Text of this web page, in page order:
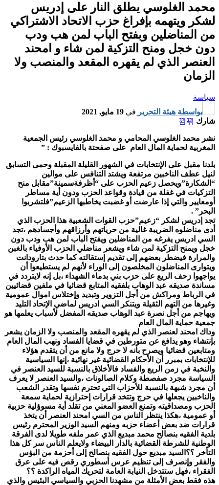
محمد الغلوسي يطلق النار على إدريس
لشكر ويتهمه بإفراغ حزب الاتحاد الاشتراكي
من المناضلين وبفتح الباب لمن هب ودب
دون خجل ومنح التزكية لمن شاء و امحند
العنصر الذي لم يقهره المقعد والمنصب ولا
الزمان
سياسة
بواسطة هيئة التحرير في 19 مايو, 2021
شارك
نشر محمد الغلوسي المحامي و محمد الغلوسي رئيس الجمعية
المغربية لحماية المال العام على صفحتة بالفايسبوك : ”
بلدنا مقبل على الإنتخابات في الشهور القليلة المقبلة وحمى التسابق
لنيل عطف الناخبين مرتفعة ويشتد التنافس على موالين
“الشكارة”ويحصل زعيم الحزب على “أظرفةسمينة”مقابل منح
التزكيات في غفلة من قيادة وقواعد الحزب ودون أية مساطر
أومعايير والتي إذا عارضت أو غضبت يخاطبها الزعيم”فلتشربوا
البحر” .
تجد إدريس لشكر “زعيم”حزب القوات الشعبية هذا الحزب الذي
أدى مناضلوه الضريبة غالية من حرياتهم وأرزاقهم وأجسادهم ،تجد
السي ادريس يفرغه من المناضلين ويفتح الباب لمن هب ودب دون
خجل ويمنح التزكية لمن شاء ويشعر مناضلي الحزب الأوفياء بالغبن
والمرارة فيضطر بعضهم إلى تقديم إستقالته كما حدث بتارودانت
ويتوارى المناضلون المخلصون إلى الوراء لأنهم لم يستطيعوا أن
يواجهوا زحف الريع على حزب بني بدماء الشهداء ،بل إنه لايتردد في
مساندة صديقه عبد الوهاب بلفقيه المتابع قضائيا في ملفين قضائيين
في الرباط ومراكش من أجل التزوير وتبديد وإختلاس اموال عمومية
وغيرها من التهم الثقيلة ويتنكر السي ادريس لماضي الإتحاد التليد
ويهاجم من أجل نصرة عبد الوهاب صديقه المفضل لأسباب يعلمها هو
جمعية حماية المال العام
وداك امحند لعنصر الذي لم يقهره المقعد والمنصب ولا الزمان يشعر
بإنتشاء وهو يدافع عن متورطين في قضايا الفساد ونهب المال العام
ومتابعين قضائيا ويصرح بأنه لا حرج ولا مانع من أن يتقدم هؤلاء
للإنتخابات بمبرر أن الأحكام القضائية غير نهائية ،إنها السياسية
والنخبة في زمن الريع والفساد فالأخلاق بالنسبة للسيد العنصر في
السياسة مجرد صفصطة وكلام الصالونات ،والسيد العنصر لا يعرف
أن مجرد شبهة بالنسبة للأحزاب التي تحترم نفسها وتقدر الشعب
والناخبين يجعلها في حرج وتتخد قرارات إحترازية لحماية سمعة
الحزب ومصداقيته وتمنع العضو المعني من تقلد أية مسوؤلية حزبية
أو عمومية ،هكذا ينتظر الناس من السي امحند العنصر أن يتخذ
قرارات ضد بعض أعضاء حزبه ومنهم السيد الوزير المحترم رئيس
بلدية الفقيه بنصالح محمد مبديع الذي عمر ملفه طويلا لدى الفرقة
الوطنية للشرطة القضائية بالدار البيضاء ولايعلم الناس سر كل هذا
التأخر ؟؟السيد مبديع حول الفقيه بنصالح إلى أحزمة من البؤس
والفقر وإنصرف إلى تنظيم عرس أسطوري رقص فيه على عرق
الفقراء ،فهل ستتدخل النيابة العامة لتحريك المياه الراكدة ؟؟
هذه فقط بعض الأمثلة من مشهدنا الحزبي والسياسي البئيس والذي